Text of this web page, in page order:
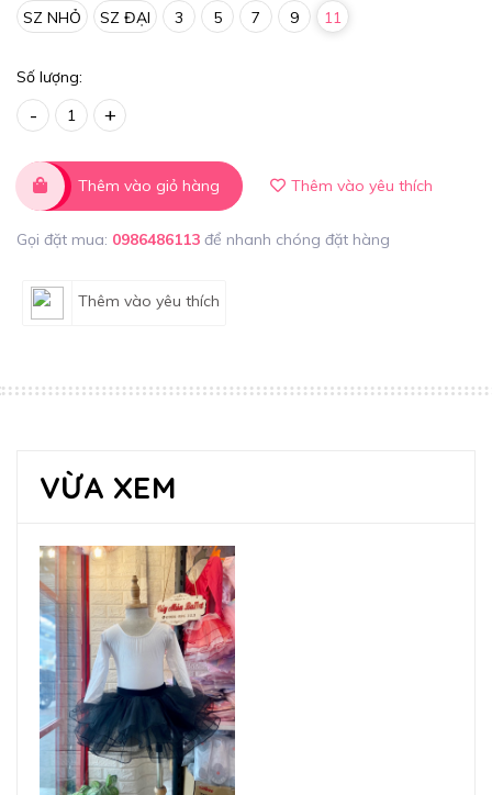
SZ NHỎ SZ ĐẠI 3 5 7 9 11
Số lượng:
- +
Thêm vào giỏ hàng Thêm vào yêu thích
Gọi đặt mua: 0986486113 để nhanh chóng đặt hàng
Thêm vào yêu thích
VỪA XEM